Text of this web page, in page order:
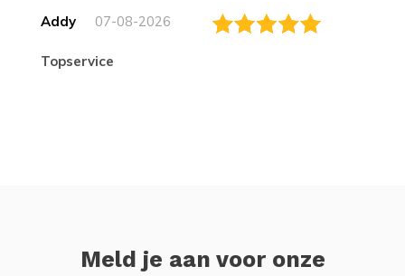
Addy 07-08-2026
topservice
Meld je aan voor onze